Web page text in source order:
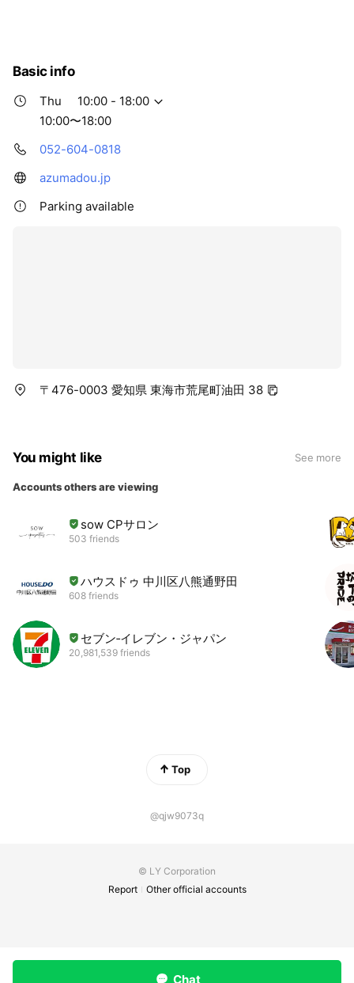
Basic info
Thu
10:00 - 18:00
10:00〜18:00
052-604-0818
azumadou.jp
Parking available
〒476-0003 愛知県 東海市荒尾町油田 38
You might like See more
Accounts others are viewing
sow CPサロン
503 friends
ハウスドゥ 中川区八熊通野田
608 friends
セブン‐イレブン・ジャパン
20,981,539 friends
Top
@qjw9073q
© LY Corporation
Report
Other official accounts
Chat